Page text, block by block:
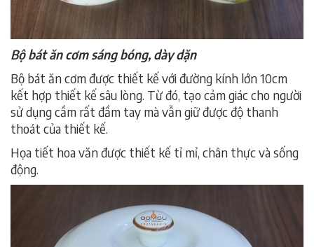
Bộ bát ăn cơm sáng bóng, dày dặn
Bộ bát ăn cơm được thiết kế với đường kính lớn 10cm
kết hợp thiết kế sâu lòng. Từ đó, tạo cảm giác cho người
sử dụng cầm rất đầm tay mà vẫn giữ được độ thanh
thoát của thiết kế.
Họa tiết hoa văn được thiết kế tỉ mỉ, chân thực và sống
động.